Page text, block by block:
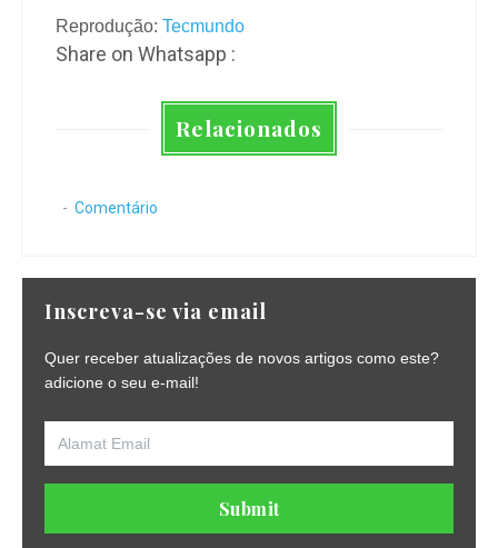
Reprodução: Tecmundo
Share on Whatsapp :
Relacionados
Comentário
Inscreva-se via email
Quer receber atualizações de novos artigos como este?
adicione o seu e-mail!